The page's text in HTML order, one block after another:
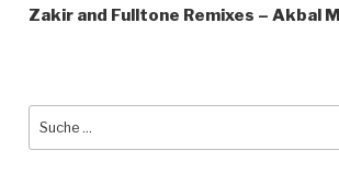
Zakir and Fulltone Remixes – Akbal